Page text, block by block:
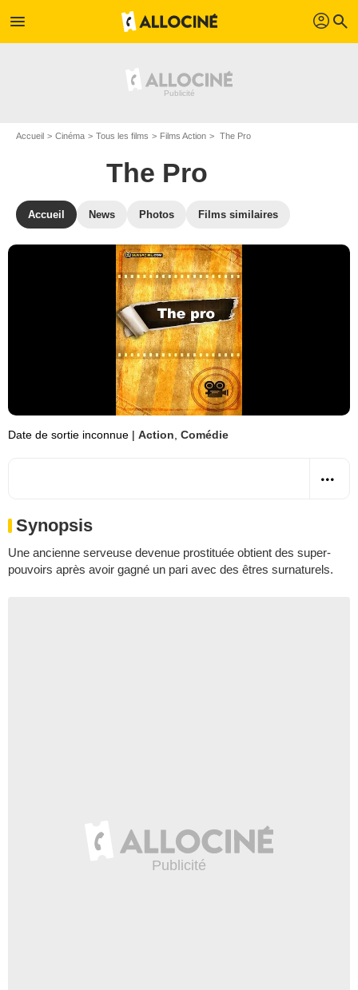
menu profil search
Accueil Cinéma Tous les films Films Action The Pro
The Pro
Accueil News Photos Films similaires
Date de sortie inconnue | Action Comédie
Synopsis
Une ancienne serveuse devenue prostituée obtient des super-
pouvoirs après avoir gagné un pari avec des êtres surnaturels.